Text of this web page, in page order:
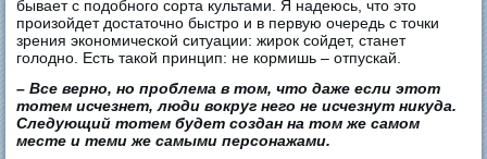
бывает с подобного сорта культами. Я надеюсь, что это
произойдет достаточно быстро и в первую очередь с точки
зрения экономической ситуации: жирок сойдет, станет
голодно. Есть такой принцип: не кормишь – отпускай.
– Все верно, но проблема в том, что даже если этот
тотем исчезнет, люди вокруг него не исчезнут никуда.
Следующий тотем будет создан на том же самом
месте и теми же самыми персонажами.